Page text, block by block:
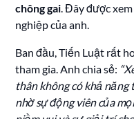
chông gai . Đây được
nghiệp của anh.
Ban đầu, Tiến Luật rất
tham gia. Anh chia sẻ:
thân không có khả
nhờ sự động viên của